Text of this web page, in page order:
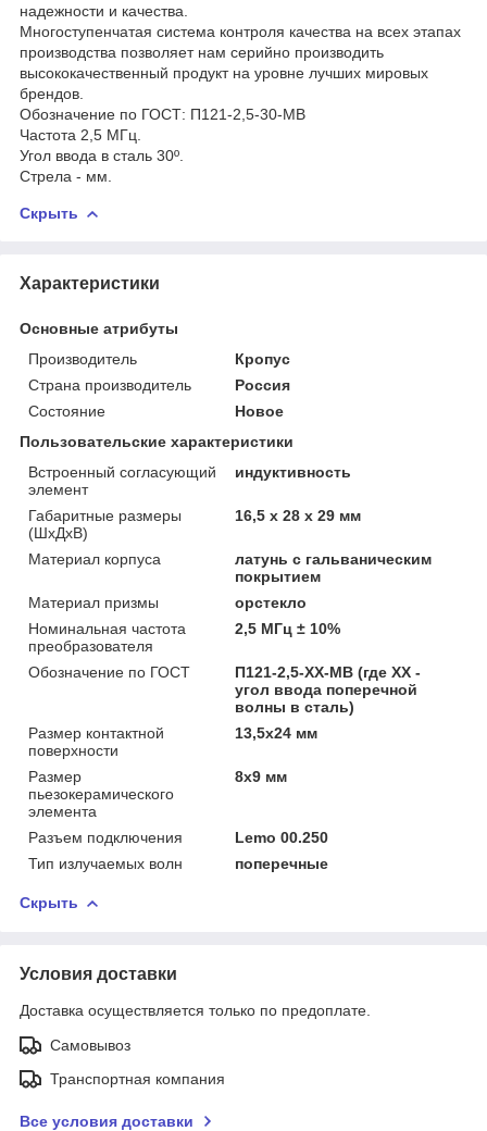
надежности и качества.
Многоступенчатая система контроля качества на всех этапах
производства позволяет нам серийно производить
высококачественный продукт на уровне лучших мировых
брендов.
Обозначение по ГОСТ: П121-2,5-30-МВ
Частота 2,5 МГц.
Угол ввода в сталь 30º.
Стрела - мм.
Скрыть
Характеристики
Основные атрибуты
Производитель
Кропус
Страна производитель
Россия
Состояние
Новое
Пользовательские характеристики
Встроенный согласующий
элемент
индуктивность
Габаритные размеры
(ШхДхВ)
16,5 х 28 х 29 мм
Материал корпуса
латунь с гальваническим
покрытием
Материал призмы
орстекло
Номинальная частота
преобразователя
2,5 МГц ± 10%
Обозначение по ГОСТ
П121-2,5-ХХ-МВ (где XX -
угол ввода поперечной
волны в сталь)
Размер контактной
поверхности
13,5х24 мм
Размер
пьезокерамического
элемента
8х9 мм
Разъем подключения
Lemo 00.250
Тип излучаемых волн
поперечные
Скрыть
Условия доставки
Доставка осуществляется только по предоплате.
Самовывоз
Транспортная компания
Все условия доставки